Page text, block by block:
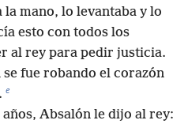
mano, lo levantaba y lo
esto con todos los
al rey para pedir justicia.
fue robando el corazón
e
años, Absalón le dijo al rey: